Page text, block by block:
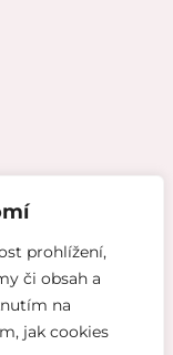
prohlížení,
či obsah a
na
jak cookies